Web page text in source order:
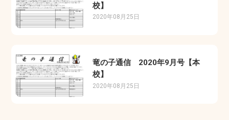
校】
2020年08月25日
竜の子通信 2020年9月号【本
校】
2020年08月25日